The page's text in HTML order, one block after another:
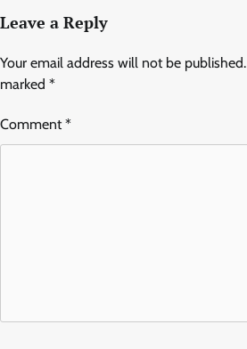
Leave a Reply
Your email address will not be published.
marked *
Comment*